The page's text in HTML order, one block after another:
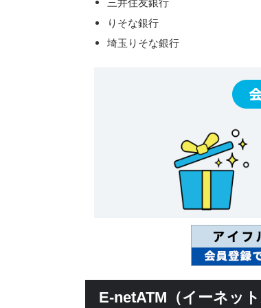
りそな銀行
埼玉りそな銀行
E-netATM（イーネッ